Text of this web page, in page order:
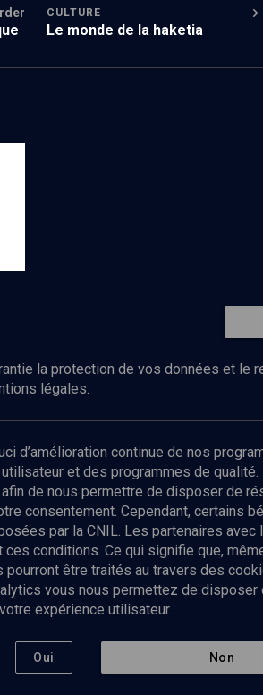
CULTURE
Le monde de la haketia
Abonnez-
Nos Chaines
Culture
la protection de vos données et le
légales.
d’amélioration continue de nos
et des programmes de
de nous permettre de disposer de
consentement. Cependant, certains
par la CNIL. Les partenaires
ces conditions. Ce qui signifie que,
être traités au travers des
vous nous permettez de
expérience utilisateur.
Oui Non